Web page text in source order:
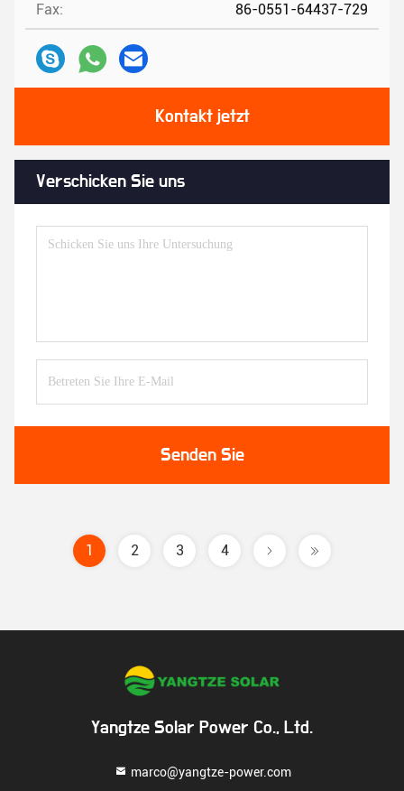
Fax: 86-0551-64437-729
Kontakt jetzt
Verschicken Sie uns
Senden Sie
1 2 3 4
Yangtze Solar Power Co., Ltd.
marco@yangtze-power.com